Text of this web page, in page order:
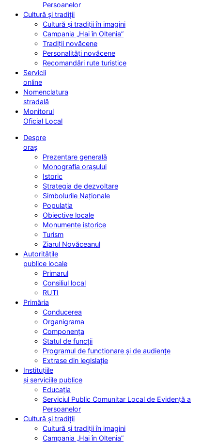
Persoanelor
Cultură și tradiții
Cultură și tradiții în imagini
Campania „Hai în Oltenia”
Tradiții novăcene
Personalități novăcene
Recomandări rute turistice
Servicii
online
Nomenclatura
stradală
Monitorul
Oficial Local
Despre
oraș
Prezentare generală
Monografia orașului
Istoric
Strategia de dezvoltare
Simbolurile Naționale
Populația
Obiective locale
Monumente istorice
Turism
Ziarul Novăceanul
Autoritățile
publice locale
Primarul
Consiliul local
RUTI
Primăria
Conducerea
Organigrama
Componența
Statul de funcții
Programul de funcționare și de audiențe
Extrase din legislație
Instituțiile
și serviciile publice
Educația
Serviciul Public Comunitar Local de Evidență a
Persoanelor
Cultură și tradiții
Cultură și tradiții în imagini
Campania „Hai în Oltenia”